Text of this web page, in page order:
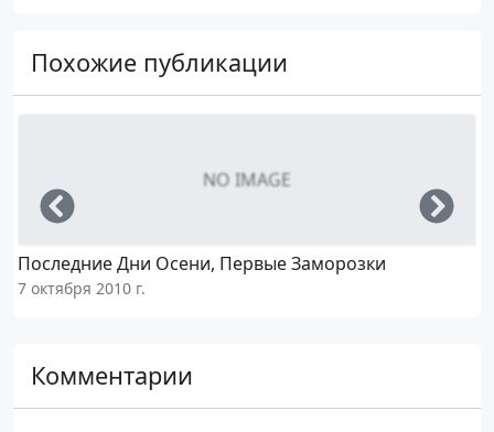
Похожие публикации
NO IMAGE
Последние Дни Осени, Первые Заморозки
7 октября 2010 г.
Left
Комментарии